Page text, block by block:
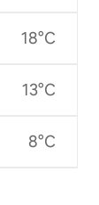
18°C
13°C
8°C